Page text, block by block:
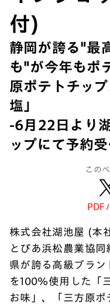
付)
静岡が誇る"最
も"が今年もポ
原ポテトチッ
塩」
-6月22日より
ップにて予約
この
PDF
株式会社湖池屋 (本
とぴあ浜松農業協
県が誇る高級ブラ
を100％使用した「
お味」、「三方原